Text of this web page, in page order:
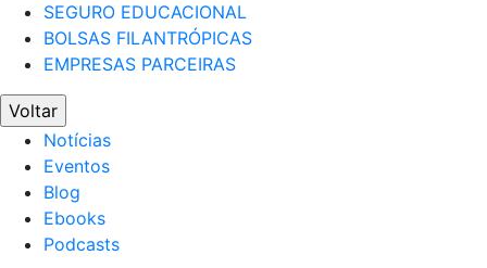
SEGURO EDUCACIONAL
BOLSAS FILANTRÓPICAS
EMPRESAS PARCEIRAS
Voltar
Notícias
Eventos
Blog
Ebooks
Podcasts